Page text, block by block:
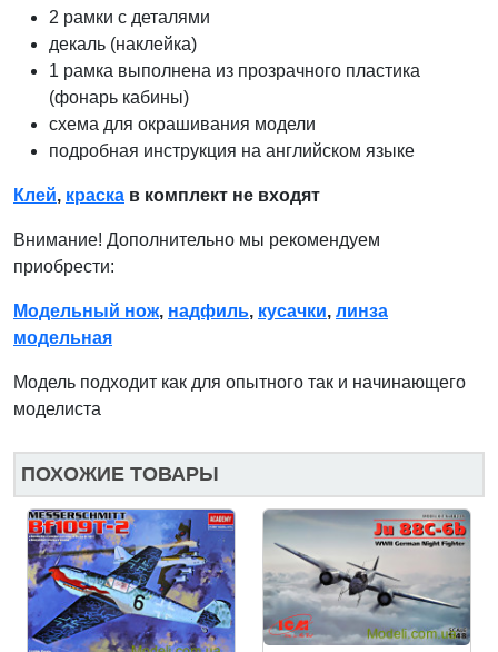
2 рамки с деталями
декаль (наклейка)
1 рамка выполнена из прозрачного пластика
(фонарь кабины)
схема для окрашивания модели
подробная инструкция на английском языке
Клей, краска в комплект не входят
Внимание! Дополнительно мы рекомендуем
приобрести:
Модельный нож, надфиль, кусачки, линза
модельная
Модель подходит как для опытного так и начинающего
моделиста
ПОХОЖИЕ ТОВАРЫ